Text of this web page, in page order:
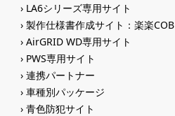
LA6シリーズ専用サイト
製作仕様書作成サイト：楽楽COB
AirGRID WD専用サイト
PWS専用サイト
連携パートナー
車種別パッケージ
青色防犯サイト